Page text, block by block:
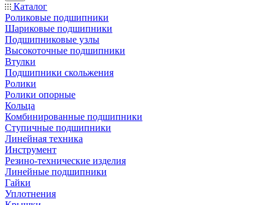
Каталог
Роликовые подшипники
Шариковые подшипники
Подшипниковые узлы
Высокоточные подшипники
Втулки
Подшипники скольжения
Ролики
Ролики опорные
Кольца
Комбинированные подшипники
Ступичные подшипники
Линейная техника
Инструмент
Резино-технические изделия
Линейные подшипники
Гайки
Уплотнения